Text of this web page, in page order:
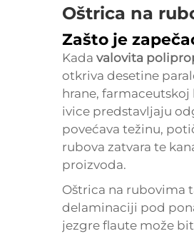
Oštrica na
Zašto je
Kada valovita
otkriva desetine
hrane,
ivice predstavljaju
povećava težinu,
rubova zatvara te
proizvoda.
Oštrica na rubovima
delaminaciji pod
jezgre flaute može